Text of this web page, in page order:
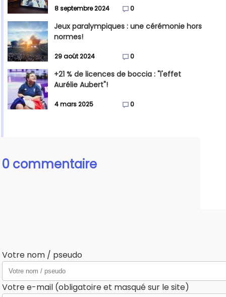
8 septembre 2024 0
Jeux paralympiques : une cérémonie hors
normes!
29 août 2024 0
+21 % de licences de boccia : "l'effet
Aurélie Aubert"!
4 mars 2025 0
0 commentaire
Votre nom / pseudo
Votre e-mail (obligatoire et masqué sur le site)